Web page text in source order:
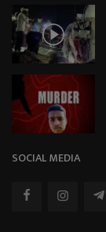
SOCIAL MEDIA